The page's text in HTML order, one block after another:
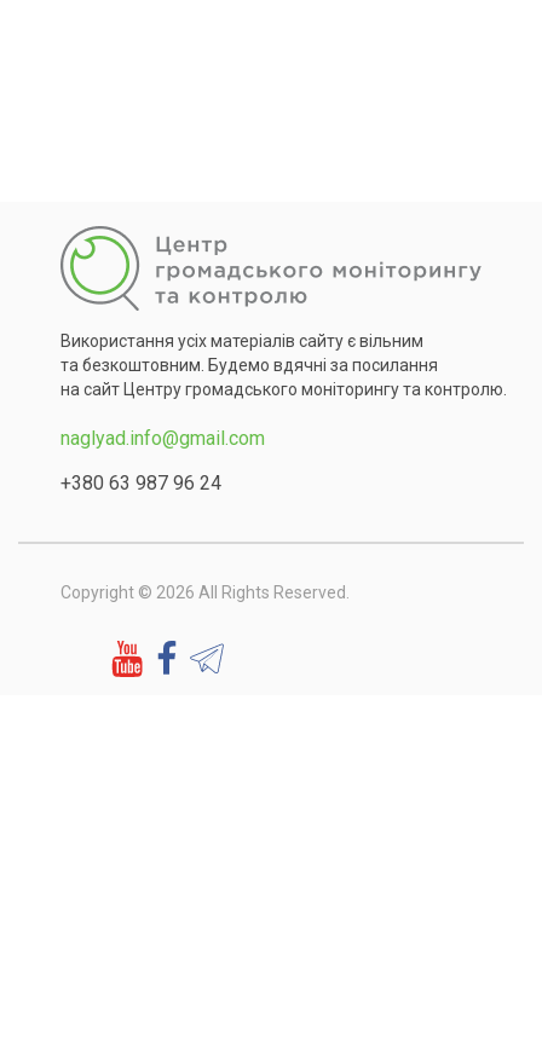
Використання усіх матеріалів сайту є вільним
та безкоштовним. Будемо вдячні за посилання
на сайт Центру громадського моніторингу та контролю.
naglyad.info@gmail.com
+380 63 987 96 24
Copyright © 2026 All Rights Reserved.